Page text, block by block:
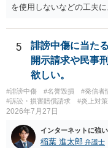
を使用しないなどの工夫
推測できる」という点は
利用を目的とする」と判
です。 また、広告収益の
性がありますが、決定的
成否は、主に「専ら顧客
断されます。広告収益が
すが、それだけで直ちに
非営利であれば「表現の
れる可能性があります。
しての色彩が強まり、リ
5
誹謗中傷に当た
開示請求や民事
欲しい。
#誹謗中傷 #名誉毀損 #発信者
#訴訟・損害賠償請求
#炎上対策
2026年7月27日
インターネットに強
稲葉 進太郎 弁護士